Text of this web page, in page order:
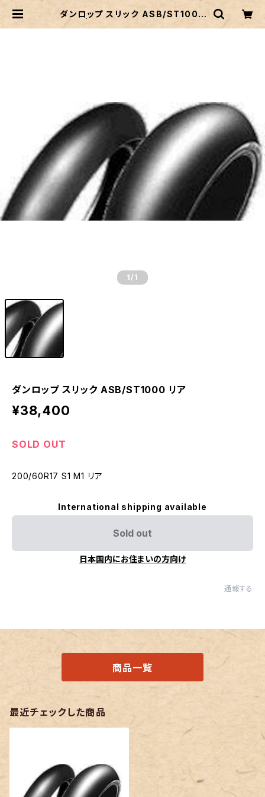
ダンロップ スリック ASB/ST1000
1 /1
ダンロップ スリック ASB/ST1000 リア
¥38,400
SOLD OUT
200/60R17 S1 M1 リア
International shipping available
Sold out
日本国内にお住まいの方向け
通報する
商品一覧
最近チェックした商品